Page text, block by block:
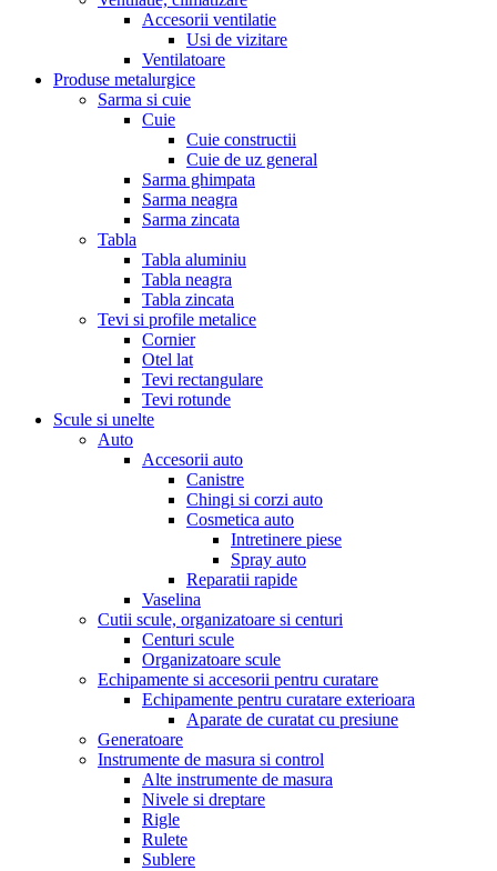
Accesorii ventilatie
Usi de vizitare
Ventilatoare
Produse metalurgice
Sarma si cuie
Cuie
Cuie constructii
Cuie de uz general
Sarma ghimpata
Sarma neagra
Sarma zincata
Tabla
Tabla aluminiu
Tabla neagra
Tabla zincata
Tevi si profile metalice
Cornier
Otel lat
Tevi rectangulare
Tevi rotunde
Scule si unelte
Auto
Accesorii auto
Canistre
Chingi si corzi auto
Cosmetica auto
Intretinere piese
Spray auto
Reparatii rapide
Vaselina
Cutii scule, organizatoare si centuri
Centuri scule
Organizatoare scule
Echipamente si accesorii pentru curatare
Echipamente pentru curatare exterioara
Aparate de curatat cu presiune
Generatoare
Instrumente de masura si control
Alte instrumente de masura
Nivele si dreptare
Rigle
Rulete
Sublere